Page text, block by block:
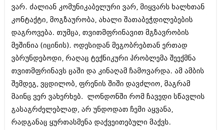
სექტემბერი 2013 (368)
ივლისი 2013 (182)
ივნისი 2013 (212)
მაისი 2013 (259)
აპრილი 2013 (304)
მარტი 2013 (352)
თებერვალი 2013 (204)
იანვარი 2013 (334)
დეკემბერი 2012 (98)
ნოემბერი 2012 (295)
ოქტომბერი 2012 (350)
სექტემბერი 2012 (264)
ვარ. ძალიან კომუნიკაბელური ვარ, მიყვარს ხალხთან
კონტაქტი, მოგზაურობა, ახალი შათაბეჭდილებების
დაგროვება. თუმცა, თვითმფრინავით მგზავრობის
მეშინია (იცინის). ოდესიდან მეგობრებთან ერთად
ვბრუნდებოდი, რაღაც ტექნიკური პრობლემა შეექმნა
თვითმფრინავს ცაში და კინაღამ ჩამოვარდა. ამ ამბის
შემდეგ, ვცდილობ, ფრენის შიში დავძლიო, მაგრამ
მაინც ვერ ვახერხებ. ლონდონში რომ ჩავედი სწავლის
გასაგრძელებლად, არ უნდოდათ ჩემი აყვანა,
რადგანაც ყურთასმენა დაქვეითებული მაქვს.